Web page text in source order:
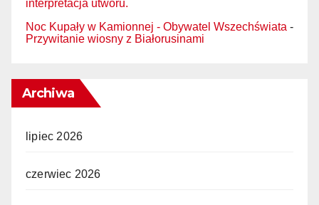
interpretacja utworu.
Noc Kupały w Kamionnej - Obywatel Wszechświata -
Przywitanie wiosny z Białorusinami
Archiwa
lipiec 2026
czerwiec 2026